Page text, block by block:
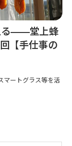
る――堂上蜂
【手仕事の
マートグラス等を活